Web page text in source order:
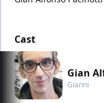
Cast
Gian
Gianni